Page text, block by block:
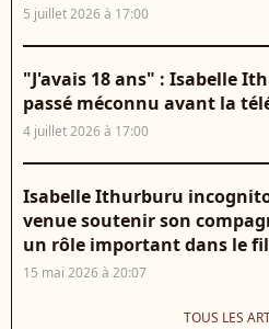
5 juillet 2026 à 17:00
"J'avais 18 ans" : Isabelle
passé méconnu avant la
4 juillet 2026 à 17:00
Isabelle Ithurburu
venue soutenir son
un rôle important dans le
15 mai 2026 à 20:07
TOUS LES